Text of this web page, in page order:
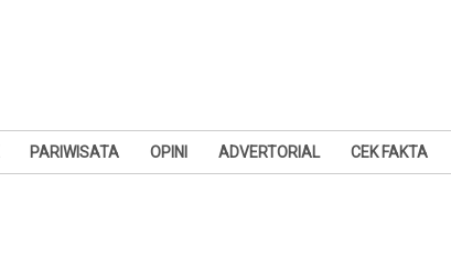
PARIWISATA OPINI ADVERTORIAL CEK FAKTA